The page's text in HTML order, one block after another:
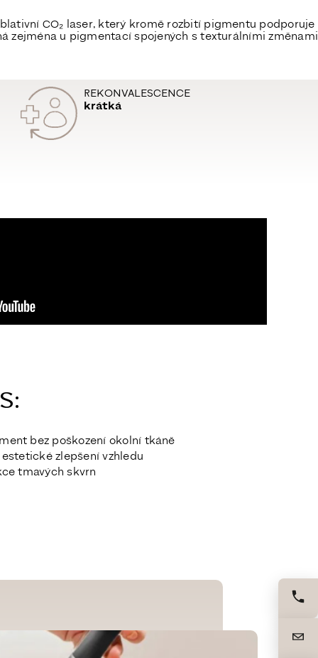
CO₂ laser, který kromě rozbití pigmentu
zejména u pigmentací spojených s texturálními
REKONVALESCENCE
krátká
bez poškození okolní tkáně
zlepšení vzhledu
tmavých skvrn